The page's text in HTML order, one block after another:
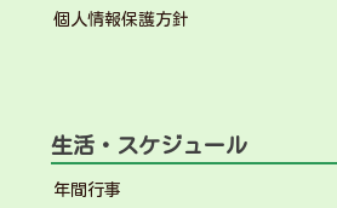
個人情報保護方針
生活・スケジュール
年間行事